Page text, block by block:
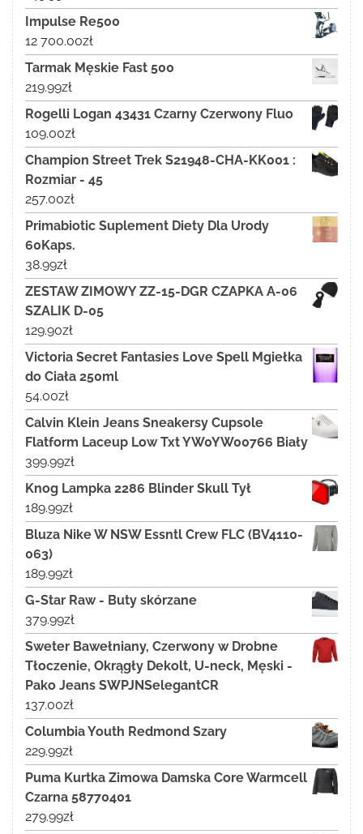
Impulse Re500
12 700.00zł
Tarmak Męskie Fast 500
219.99zł
Rogelli Logan 43431 Czarny Czerwony Fluo
109.00zł
Champion Street Trek S21948-CHA-KK001 :
Rozmiar - 45
257.00zł
Primabiotic Suplement Diety Dla Urody
60Kaps.
38.99zł
ZESTAW ZIMOWY ZZ-15-DGR CZAPKA A-06
SZALIK D-05
129.90zł
Victoria Secret Fantasies Love Spell Mgiełka
do Ciała 250ml
54.00zł
Calvin Klein Jeans Sneakersy Cupsole
Flatform Laceup Low Txt YW0YW00766 Biały
399.99zł
Knog Lampka 2286 Blinder Skull Tył
189.99zł
Bluza Nike W NSW Essntl Crew FLC (BV4110-
063)
189.99zł
G-Star Raw - Buty skórzane
379.99zł
Sweter Bawełniany, Czerwony w Drobne
Tłoczenie, Okrągły Dekolt, U-neck, Męski -
Pako Jeans SWPJNSelegantCR
137.00zł
Columbia Youth Redmond Szary
229.99zł
Puma Kurtka Zimowa Damska Core Warmcell
Czarna 58770401
279.99zł